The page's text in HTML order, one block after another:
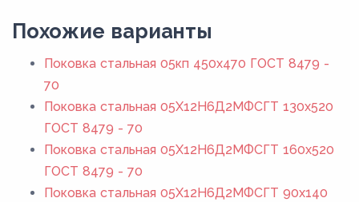
Похожие варианты
Поковка стальная 05кп 450x470 ГОСТ 8479 -
70
Поковка стальная 05Х12Н6Д2МФСГТ 130x520
ГОСТ 8479 - 70
Поковка стальная 05Х12Н6Д2МФСГТ 160x520
ГОСТ 8479 - 70
Поковка стальная 05Х12Н6Д2МФСГТ 90x140